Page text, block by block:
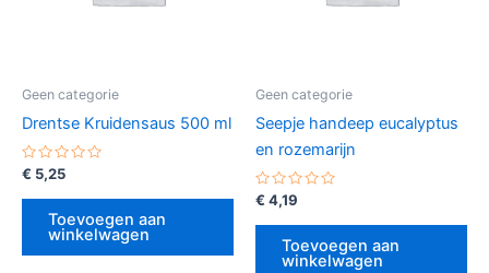
Geen categorie
Drentse Kruidensaus 500 ml
Gewaardeerd
uit
€ 5,25
Toevoegen aan
winkelwagen
Geen categorie
Seepje handeep eucalyptus
en rozemarijn
Gewaardeerd
uit
€ 4,19
Toevoegen aan
winkelwagen